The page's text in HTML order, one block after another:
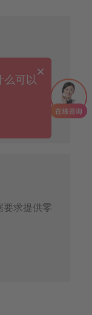
的紧凑型
要求提供零
×
么可以